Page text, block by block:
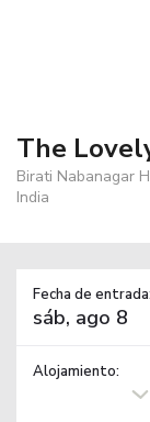
The
Birati Nabanagar
India
Fecha de entrada:
Alojamiento: